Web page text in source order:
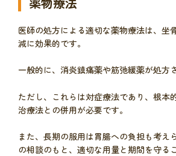
医師の処方による適切な薬物療法は、坐
減に効果的です。
一般的に、消炎鎮痛薬や筋弛緩薬が処方
ただし、これらは対症療法であり、根本
治療法との併用が必要です。
また、長期の服用は胃腸への負担も考え
の相談のもと、適切な用量と期間を守る